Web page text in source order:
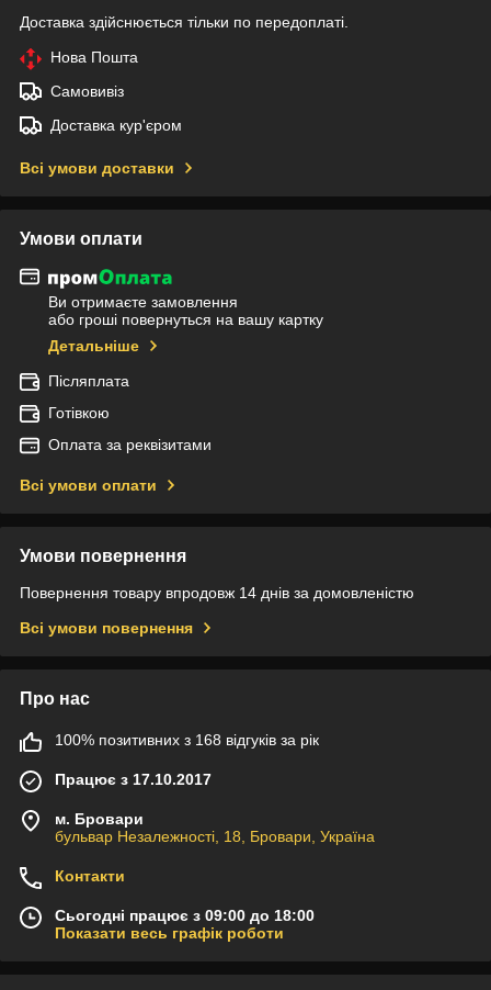
Доставка здійснюється тільки по передоплаті.
Нова Пошта
Самовивіз
Доставка кур'єром
Всі умови доставки
Умови оплати
Ви отримаєте замовлення
або гроші повернуться на вашу картку
Детальніше
Післяплата
Готівкою
Оплата за реквізитами
Всі умови оплати
Умови повернення
Повернення товару впродовж 14 днів за домовленістю
Всі умови повернення
Про нас
100% позитивних з 168 відгуків за рік
Працює з 17.10.2017
м. Бровари
бульвар Незалежності, 18, Бровари, Україна
Контакти
Сьогодні працює з 09:00 до 18:00
Показати весь графік роботи